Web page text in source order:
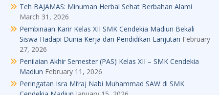
Teh BAJAMAS: Minuman Herbal Sehat Berbahan Alami
March 31, 2026
Pembinaan Karir Kelas XII SMK Cendekia Madiun Bekali
Siswa Hadapi Dunia Kerja dan Pendidikan Lanjutan February
27, 2026
Penilaian Akhir Semester (PAS) Kelas XII – SMK Cendekia
Madiun February 11, 2026
Peringatan Isra Mi’raj Nabi Muhammad SAW di SMK